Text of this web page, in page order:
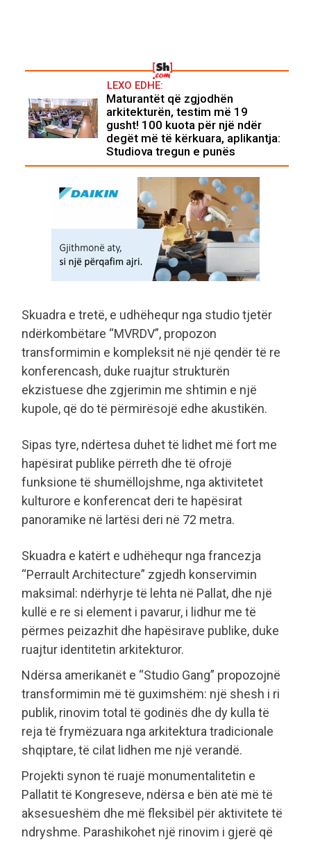
LEXO EDHE:
Maturantët që zgjodhën
arkitekturën, testim më 19
gusht! 100 kuota për një ndër
degët më të kërkuara, aplikantja:
Studiova tregun e punës
Skuadra e tretë, e udhëhequr nga studio tjetër
ndërkombëtare “MVRDV”, propozon
transformimin e kompleksit në një qendër të re
konferencash, duke ruajtur strukturën
ekzistuese dhe zgjerimin me shtimin e një
kupole, që do të përmirësojë edhe akustikën.
Sipas tyre, ndërtesa duhet të lidhet më fort me
hapësirat publike përreth dhe të ofrojë
funksione të shumëllojshme, nga aktivitetet
kulturore e konferencat deri te hapësirat
panoramike në lartësi deri në 72 metra.
Skuadra e katërt e udhëhequr nga francezja
“Perrault Architecture” zgjedh konservimin
maksimal: ndërhyrje të lehta në Pallat, dhe një
kullë e re si element i pavarur, i lidhur me të
përmes peizazhit dhe hapësirave publike, duke
ruajtur identitetin arkitekturor.
Ndërsa amerikanët e “Studio Gang” propozojnë
transformimin më të guximshëm: një shesh i ri
publik, rinovim total të godinës dhe dy kulla të
reja të frymëzuara nga arkitektura tradicionale
shqiptare, të cilat lidhen me një verandë.
Projekti synon të ruajë monumentalitetin e
Pallatit të Kongreseve, ndërsa e bën atë më të
aksesueshëm dhe më fleksibël për aktivitete të
ndryshme. Parashikohet një rinovim i gjerë që